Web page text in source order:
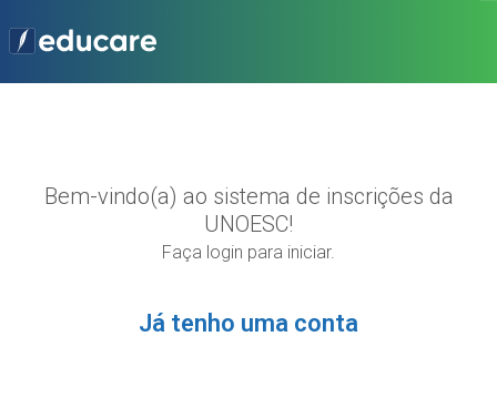
Bem-vindo(a) ao sistema de inscrições da
UNOESC!
Faça login para iniciar.
Já tenho uma conta